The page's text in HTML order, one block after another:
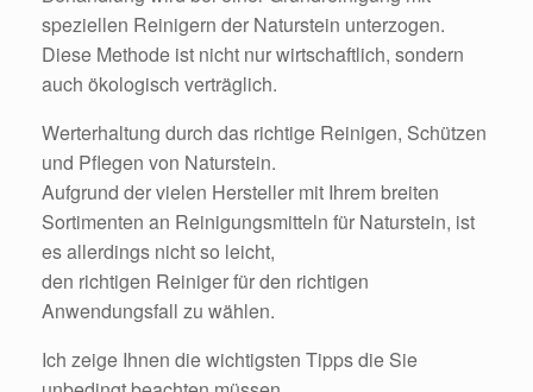
speziellen Reinigern der Naturstein unterzogen.
Diese Methode ist nicht nur wirtschaftlich, sondern
auch ökologisch verträglich.
Werterhaltung durch das richtige Reinigen, Schützen
und Pflegen von Naturstein.
Aufgrund der vielen Hersteller mit Ihrem breiten
Sortimenten an Reinigungsmitteln für Naturstein, ist
es allerdings nicht so leicht,
den richtigen Reiniger für den richtigen
Anwendungsfall zu wählen.
Ich zeige Ihnen die wichtigsten Tipps die Sie